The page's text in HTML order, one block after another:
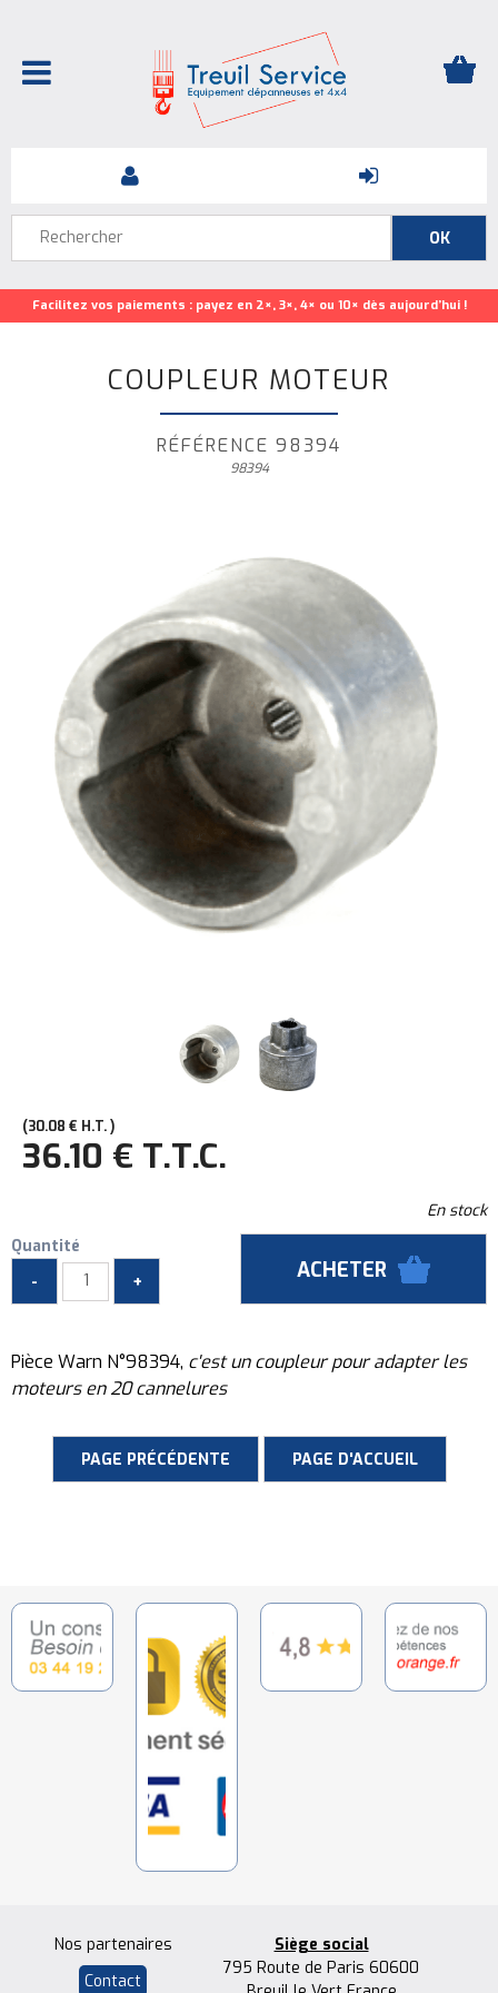
Facilitez vos paiements : payez en 2×, 3×, 4× ou 10× dès aujourd’hui !
COUPLEUR MOTEUR
RÉFÉRENCE 98394
98394
30.08 € H.T.
36.10 € T.T.C.
En stock
Quantité
Pièce Warn N°98394, c'est un coupleur pour adapter les
moteurs en 20 cannelures
Nos partenaires
Contact
Siège social
795 Route de Paris 60600